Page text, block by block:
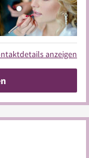
anzeigen